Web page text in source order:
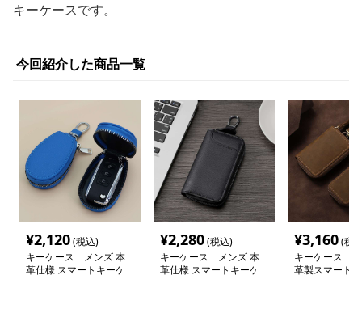
キーケースです。
今回紹介した商品一覧
¥2,120(税込)
キーケース メンズ 本
革仕様 スマートキーケ
¥2,280(税込)
キーケース メンズ 本
革仕様 スマートキーケ
¥3,160(税
キーケース
革製スマート